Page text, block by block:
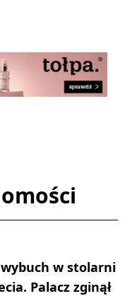
w stolarni
Palacz zginął